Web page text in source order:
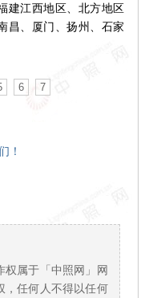
建江西地区、北方地区
昌、厦门、扬州、石家
6 7
！
权属于「中照网」网
，任何人不得以任何